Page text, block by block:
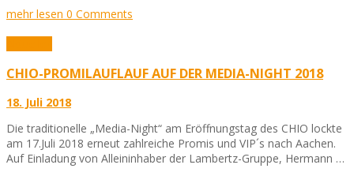
mehr lesen 0 Comments
CHIO-PROMILAUFLAUF AUF DER MEDIA-NIGHT 2018
18. Juli 2018
Die traditionelle „Media-Night“ am Eröffnungstag des CHIO lockte
am 17.Juli 2018 erneut zahlreiche Promis und VIP´s nach Aachen.
Auf Einladung von Alleininhaber der Lambertz-Gruppe, Hermann …